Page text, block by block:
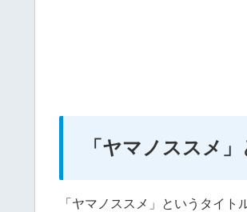
「ヤマノススメ」
「ヤマノススメ」というタイ